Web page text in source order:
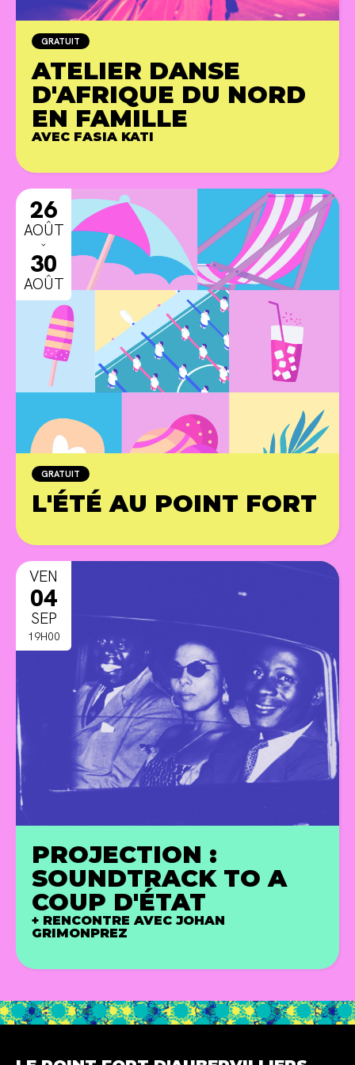
GRATUIT
ATELIER DANSE
D'AFRIQUE DU NORD
EN FAMILLE
AVEC FASIA KATI
26
AOÛT
ˇ
30
AOÛT
GRATUIT
L'ÉTÉ AU POINT FORT
VEN
04
SEP
19H00
PROJECTION :
SOUNDTRACK TO A
COUP D'ÉTAT
+ RENCONTRE AVEC JOHAN
GRIMONPREZ